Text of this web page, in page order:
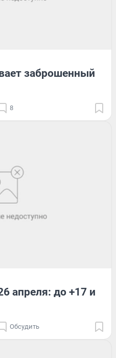
заброшенный
8
апреля: до +17 и
Обсудить